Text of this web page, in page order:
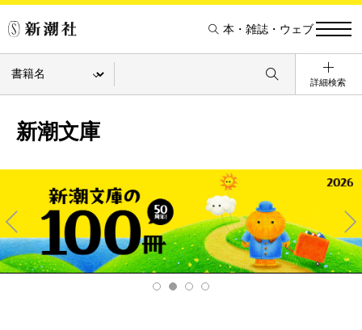
本・雑誌・ウェブ
詳細検索
新潮文庫
Pre
v
Ne
xt